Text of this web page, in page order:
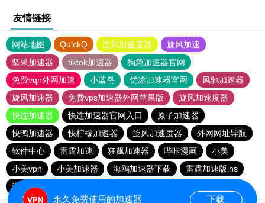
友情链接
网站地图 QuickQ 旋风加速度器
旋风加速
坚果加速器
tiktok加速器
狗急加速器官网
免费vqn外网加速
小蓝鸟 优途加速器官网
风驰加速器
旋风加速器
免费vps加速器外网苹果版
旋风加速度器
快连加速器
快连加速器官网入口
原子加速器
快鸭加速器
快柠檬加速器 旋风加速度器
外网网址导航
软件中心
雷霆加速 狂飙加速器 哔咔漫画
小美
小美vpn
小美加速器 海鸥加速器下载
雷霆加速版ins
海鸥加速度
永久免费使用的加速器 下载